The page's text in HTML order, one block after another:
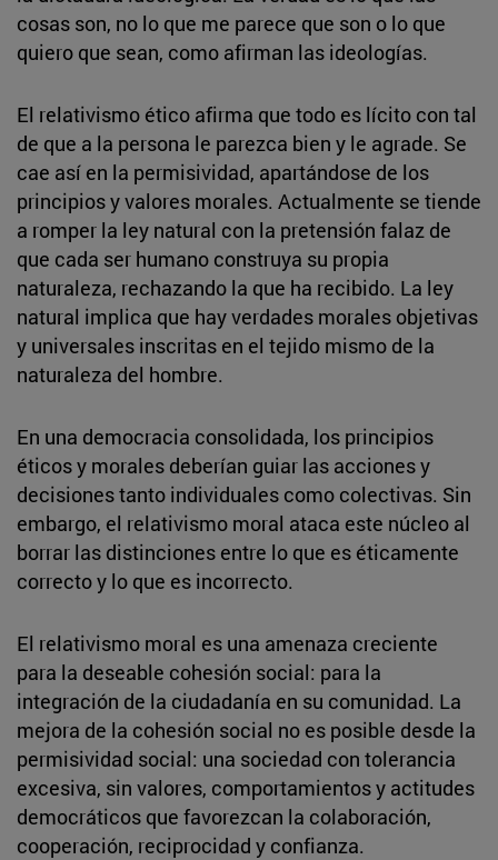
cosas son, no lo que me parece que son o lo que
quiero que sean, como afirman las ideologías.
El relativismo ético afirma que todo es lícito con tal
de que a la persona le parezca bien y le agrade. Se
cae así en la permisividad, apartándose de los
principios y valores morales. Actualmente se tiende
a romper la ley natural con la pretensión falaz de
que cada ser humano construya su propia
naturaleza, rechazando la que ha recibido. La ley
natural implica que hay verdades morales objetivas
y universales inscritas en el tejido mismo de la
naturaleza del hombre.
En una democracia consolidada, los principios
éticos y morales deberían guiar las acciones y
decisiones tanto individuales como colectivas. Sin
embargo, el relativismo moral ataca este núcleo al
borrar las distinciones entre lo que es éticamente
correcto y lo que es incorrecto.
El relativismo moral es una amenaza creciente
para la deseable cohesión social: para la
integración de la ciudadanía en su comunidad. La
mejora de la cohesión social no es posible desde la
permisividad social: una sociedad con tolerancia
excesiva, sin valores, comportamientos y actitudes
democráticos que favorezcan la colaboración,
cooperación, reciprocidad y confianza.